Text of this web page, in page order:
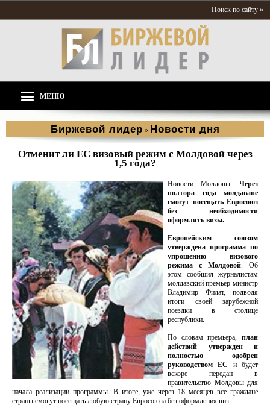
Поиск по сайту »
МЕНЮ
Биржевой лидер » Новости дня
Отменит ли ЕС визовый режим с Молдовой через
1,5 года?
Новости Молдовы. Через
полтора года молдаване
смогут посещать Евросоюз
без необходимости
оформлять визы.
Европейским союзом
утверждена программа по
упрощению визового
режима с Молдовой. Об
этом сообщил журналистам
молдавский премьер-министр
Владимир Филат, подводя
итоги своей зарубежной
поездки в столице
республики.
По словам премьера, план
действий утвержден и
полностью одобрен
руководством ЕС и будет
вскоре передан в
правительство Молдовы для
начала реализации программы. В итоге, уже через 18 месяцев все граждане
страны смогут посещать любую страну Евросоюза без оформления виз.